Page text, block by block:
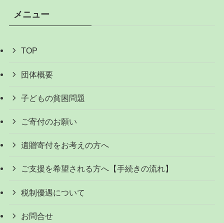
メニュー
TOP
団体概要
子どもの貧困問題
ご寄付のお願い
遺贈寄付をお考えの方へ
ご支援を希望される方へ【手続きの流れ】
税制優遇について
お問合せ